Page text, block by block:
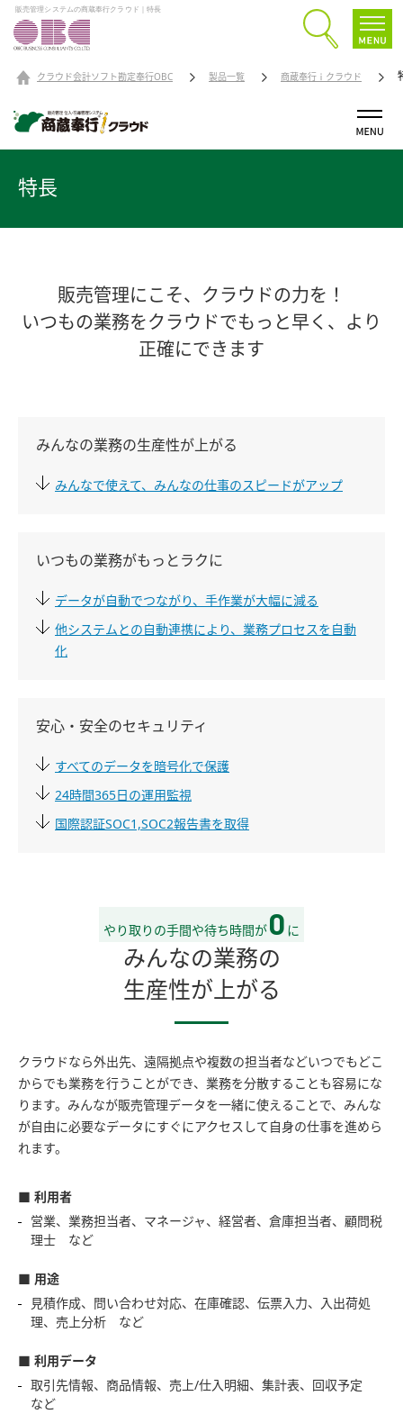
販売管理システムの商蔵奉行クラウド｜特長
クラウド会計ソフト勘定奉行OBC 製品一覧 商蔵奉行ｉクラウド
特長
販売管理にこそ、クラウドの力を！
いつもの業務をクラウドでもっと早く、より
正確にできます
みんなの業務の生産性が上がる
みんなで使えて、みんなの仕事のスピードがアップ
いつもの業務がもっとラクに
データが自動でつながり、手作業が大幅に減る
他システムとの自動連携により、業務プロセスを自動
化
安心・安全のセキュリティ
すべてのデータを暗号化で保護
24時間365日の運用監視
国際認証SOC1,SOC2報告書を取得
やり取りの手間や待ち時間が 0 に
みんなの業務の
生産性が上がる
クラウドなら外出先、遠隔拠点や複数の担当者などいつでもどこ
からでも業務を行うことができ、業務を分散することも容易にな
ります。みんなが販売管理データを一緒に使えることで、みんな
が自由に必要なデータにすぐにアクセスして自身の仕事を進めら
れます。
■ 利用者
営業、業務担当者、マネージャ、経営者、倉庫担当者、顧問税
理士 など
■ 用途
見積作成、問い合わせ対応、在庫確認、伝票入力、入出荷処
理、売上分析 など
■ 利用データ
取引先情報、商品情報、売上/仕入明細、集計表、回収予定
など